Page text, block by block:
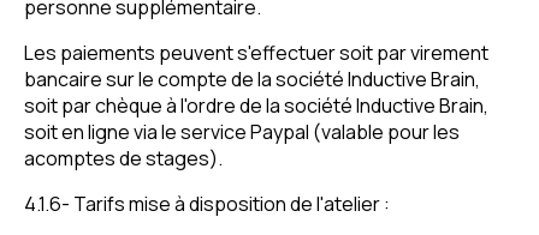
personne supplémentaire.
Les paiements peuvent s'effectuer soit par virement
bancaire sur le compte de la société Inductive Brain,
soit par chèque à l'ordre de la société Inductive Brain,
soit en ligne via le service Paypal (valable pour les
acomptes de stages).
4.1.6- Tarifs mise à disposition de l'atelier :